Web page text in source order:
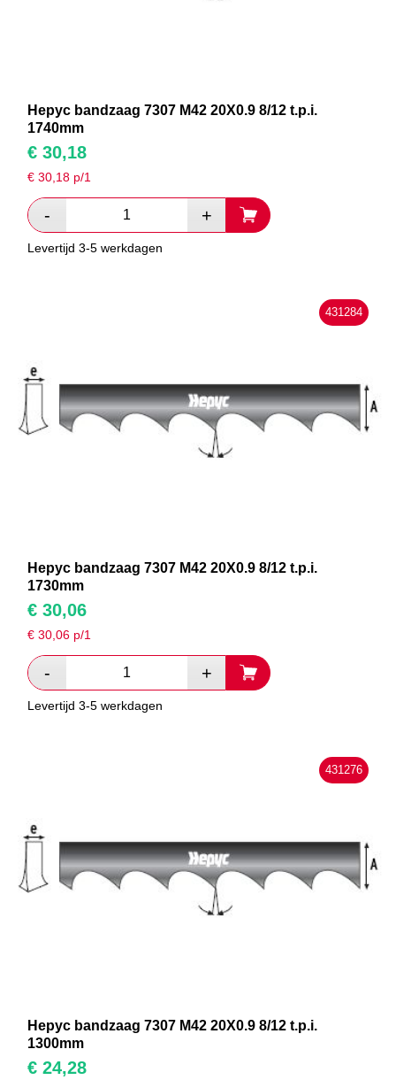
Hepyc bandzaag 7307 M42 20X0.9 8/12 t.p.i.
1740mm
€ 30,18
€30,18 p/1
Levertijd 3-5 werkdagen
431284
Hepyc bandzaag 7307 M42 20X0.9 8/12 t.p.i.
1730mm
€ 30,06
€30,06 p/1
Levertijd 3-5 werkdagen
431276
Hepyc bandzaag 7307 M42 20X0.9 8/12 t.p.i.
1300mm
€ 24,28